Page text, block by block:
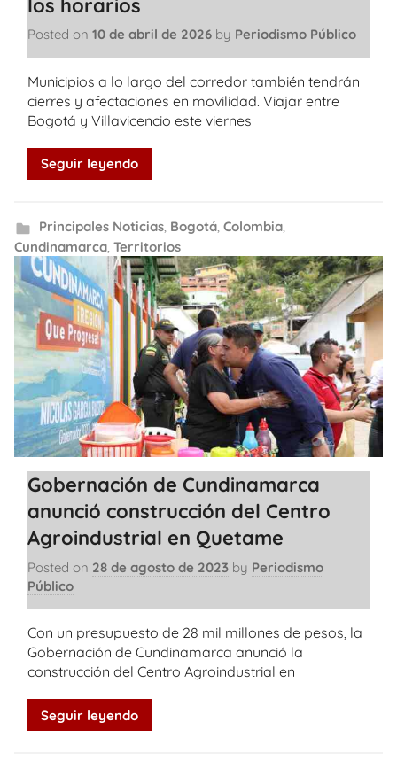
Posted on 10 de abril de 2026 by Periodismo Público
Municipios a lo largo del corredor también tendrán
cierres y afectaciones en movilidad. Viajar entre
Bogotá y Villavicencio este viernes
Seguir leyendo
Principales Noticias, Bogotá, Colombia,
Cundinamarca Territorios
Gobernación de Cundinamarca
anunció construcción del Centro
Agroindustrial en Quetame
Posted on 28 de agosto de 2023 by Periodismo
Público
Con un presupuesto de 28 mil millones de pesos, la
Gobernación de Cundinamarca anunció la
construcción del Centro Agroindustrial en
Seguir leyendo